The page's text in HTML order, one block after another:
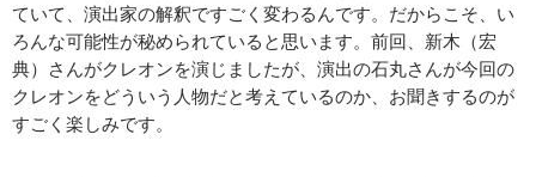
ていて、演出家の解釈ですごく変わるんです。だからこそ、い
ろんな可能性が秘められていると思います。前回、新木（宏
典）さんがクレオンを演じましたが、演出の石丸さんが今回の
クレオンをどういう人物だと考えているのか、お聞きするのが
すごく楽しみです。